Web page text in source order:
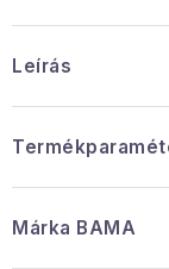
Leírás
Márka BAMA